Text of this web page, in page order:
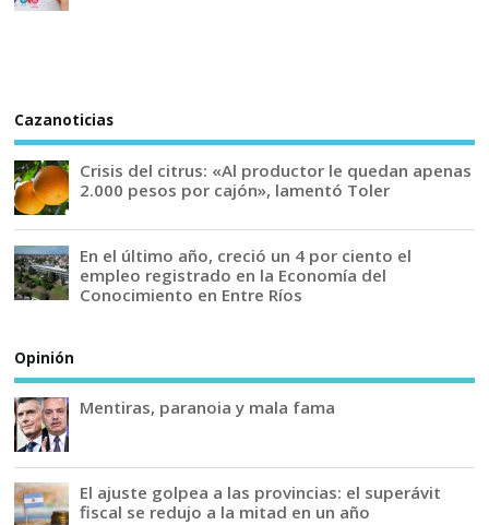
Cazanoticias
Crisis del citrus: «Al productor le quedan apenas
2.000 pesos por cajón», lamentó Toler
En el último año, creció un 4 por ciento el
empleo registrado en la Economía del
Conocimiento en Entre Ríos
Opinión
Mentiras, paranoia y mala fama
El ajuste golpea a las provincias: el superávit
fiscal se redujo a la mitad en un año